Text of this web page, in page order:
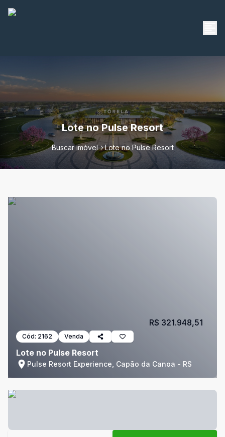
Lote no Pulse Resort
Buscar imóvel Lote no Pulse Resort
Cód: 2162 Venda
Lote no Pulse Resort
Pulse Resort Experience, Capão da Canoa - RS
R$ 321.948,51